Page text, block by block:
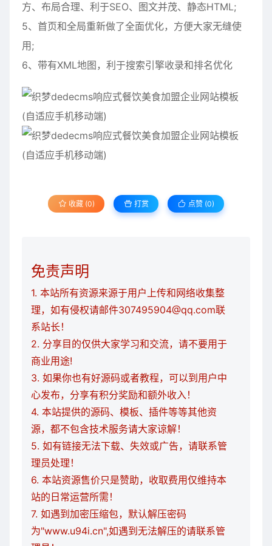
方、布局合理、利于SEO、图文并茂、静态HTML;
5、首页和全局重新做了全面优化，方便大家无缝使
用;
6、带有XML地图，利于搜索引擎收录和排名优化
收藏 (0) 打赏 点赞 (0)
免责声明
1. 本站所有资源来源于用户上传和网络收集整
理，如有侵权请邮件307495904@qq.com联
系站长！
2. 分享目的仅供大家学习和交流，请不要用于
商业用途!
3. 如果你也有好源码或者教程，可以到用户中
心发布，分享有积分奖励和额外收入！
4. 本站提供的源码、模板、插件等等其他资
源，都不包含技术服务请大家谅解！
5. 如有链接无法下载、失效或广告，请联系管
理员处理！
6. 本站资源售价只是赞助，收取费用仅维持本
站的日常运营所需！
7. 如遇到加密压缩包，默认解压密码
为"www.u94i.cn",如遇到无法解压的请联系管